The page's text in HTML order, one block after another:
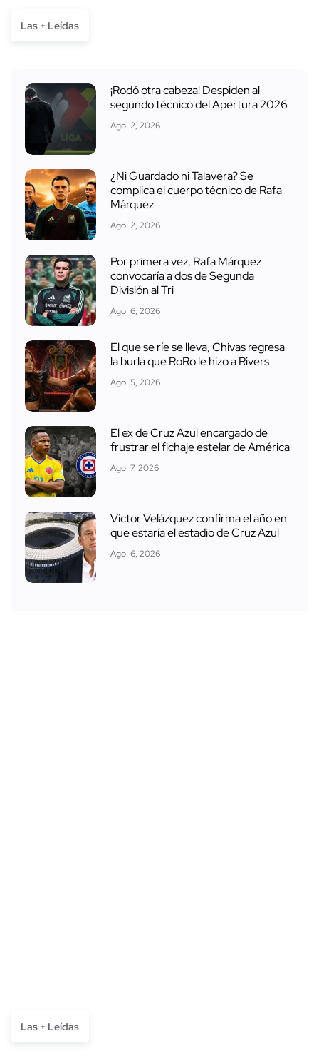
Las + Leídas
¡Rodó otra cabeza! Despiden al
segundo técnico del Apertura 2026
Ago. 2, 2026
¿Ni Guardado ni Talavera? Se
complica el cuerpo técnico de Rafa
Márquez
Ago. 2, 2026
Por primera vez, Rafa Márquez
convocaría a dos de Segunda
División al Tri
Ago. 6, 2026
El que se ríe se lleva, Chivas regresa
la burla que RoRo le hizo a Rivers
Ago. 5, 2026
El ex de Cruz Azul encargado de
frustrar el fichaje estelar de América
Ago. 7, 2026
Víctor Velázquez confirma el año en
que estaría el estadio de Cruz Azul
Ago. 6, 2026
Las + Leídas